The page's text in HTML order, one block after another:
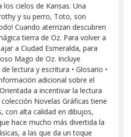
los cielos de Kansas. Una
y su perro, Toto, son
Cuando aterrizan descubren
tierra de Oz. Para volver a
a Ciudad Esmeralda, para
Mago de Oz. Incluye
lectura y escritura • Glosario •
adicional sobre el
a incentivar la lectura
Novelas Gráficas tiene
con alta calidad en dibujos,
hace mucho más divertida la
a las que da un toque